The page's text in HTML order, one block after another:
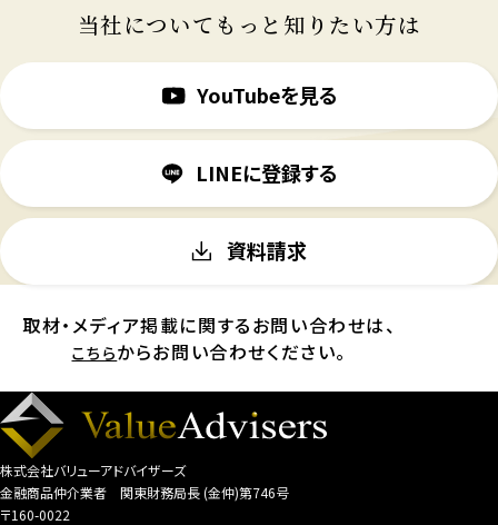
当社についてもっと知りたい方は
YouTubeを見る
LINEに登録する
資料請求
取材・メディア掲載に関するお問い合わせは、
こちらからお問い合わせください。
株式会社バリューアドバイザーズ
金融商品仲介業者 関東財務局長 (金仲)第746号
〒160-0022